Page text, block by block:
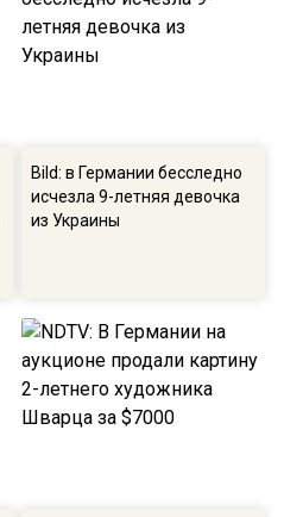
Bild: в Германии бесследно
исчезла 9-летняя девочка
из Украины